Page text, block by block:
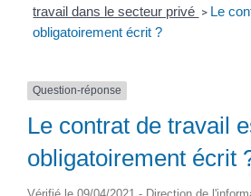
travail dans le secteur privé > Le
obligatoirement écrit ?
Question-réponse
Le contrat de travail
obligatoirement écrit
Vérifié le 09/04/2021 - Direction de